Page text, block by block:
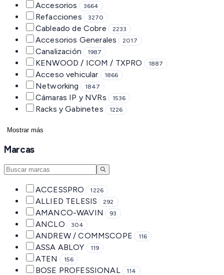
Accesorios 3664
Refacciones 3270
Cableado de Cobre 2233
Accesorios Generales 2017
Canalización 1987
KENWOOD / ICOM / TXPRO 1887
Acceso vehicular 1866
Networking 1847
Cámaras IP y NVRs 1536
Racks y Gabinetes 1226
Mostrar más
Marcas
ACCESSPRO 1226
ALLIED TELESIS 292
AMANCO-WAVIN 93
ANCLO 304
ANDREW / COMMSCOPE 116
ASSA ABLOY 119
ATEN 156
BOSE PROFESSIONAL 114